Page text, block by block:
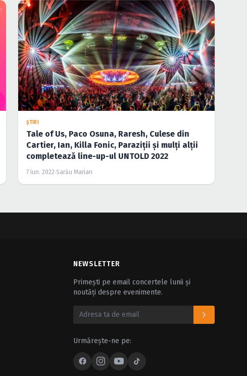
ŞTIRI
Tale of Us, Paco Osuna, Raresh, Culese din
Cartier, Ian, Killa Fonic, Paraziții și mulți alții
completează line-up-ul UNTOLD 2022
7 iun. 2022·Sarău Marian
NEWSLETTER
Primești pe email concertele lunii și
noutăți despre evenimente.
Urmărește-ne pe: